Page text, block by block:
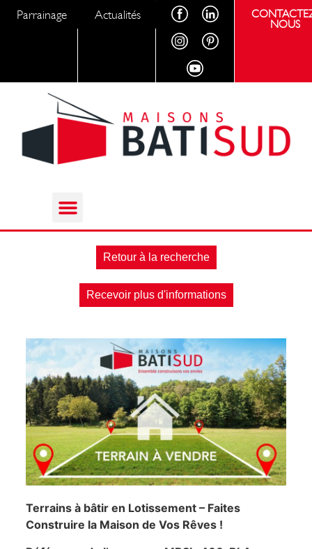
Parrainage Actualités
NOUS
Retour à la recherche
Recevoir plus d'informations
Terrains à bâtir en Lotissement – Faites
Construire la Maison de Vos Rêves !